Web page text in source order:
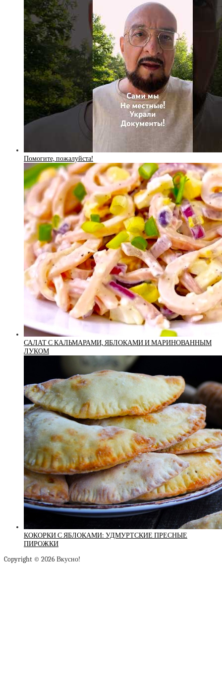
Помогите, пожалуйста!
САЛАТ С КАЛЬМАРАМИ, ЯБЛОКАМИ И МАРИНОВАННЫМ
ЛУКОМ
КОКОРКИ С ЯБЛОКАМИ: УДМУРТСКИЕ ПРЕСНЫЕ
ПИРОЖКИ
Copyright © 2026 Вкусно!